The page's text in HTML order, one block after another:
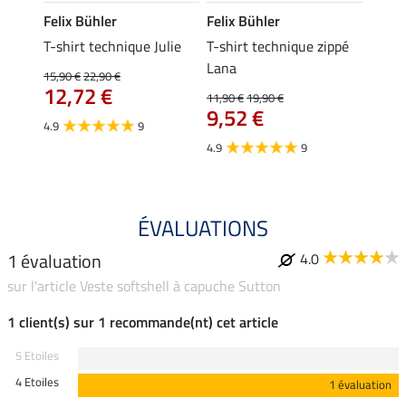
Felix Bühler
T-shirt technique Julie
15,90 €22,90 €
12,72 €
4.9 9
Felix Bühler
T-shirt technique zippé
Lana
11,90 €19,90 €
9,52 €
4.9 9
ÉVALUATIONS
1 évaluation
4.0
sur l'article Veste softshell à capuche Sutton
1 client(s) sur 1 recommande(nt) cet article
5 Etoiles
4 Etoiles
1 évaluation